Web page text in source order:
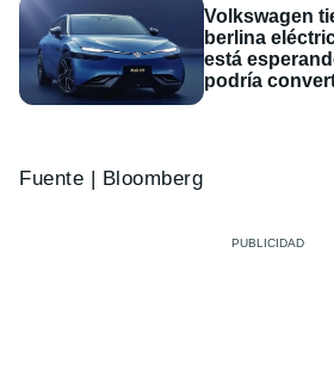
Volkswagen
berlina
está
podría
Fuente | Bloomberg